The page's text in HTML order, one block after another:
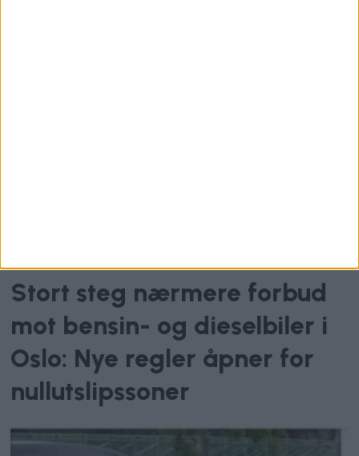
Stort steg nærmere forbud
mot bensin- og dieselbiler i
Oslo: Nye regler åpner for
nullutslipssoner